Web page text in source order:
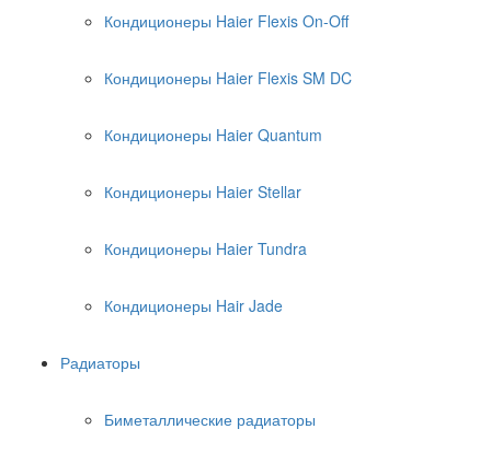
Кондиционеры Haier Flexis On-Off
Кондиционеры Haier Flexis SM DC
Кондиционеры Haier Quantum
Кондиционеры Haier Stellar
Кондиционеры Haier Tundra
Кондиционеры Hair Jade
Радиаторы
Биметаллические радиаторы